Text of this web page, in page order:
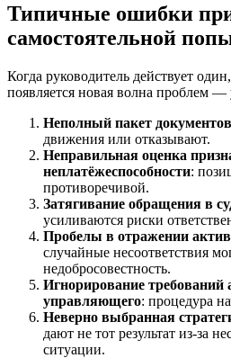
Типичные ошибки
самостоятельной
Когда руководитель действует
появляется новая волна проблем
Неполный пакет документов
движения или отказывают.
Неправильная оценка
неплатёжеспособности:
противоречивой.
Затягивание обращения в
усиливаются риски
Пробелы в отражении
случайные несоответствия
недобросовестность.
Игнорирование требований
управляющего: процедура
Неверно выбранная
дают не тот результат из-за
ситуации.